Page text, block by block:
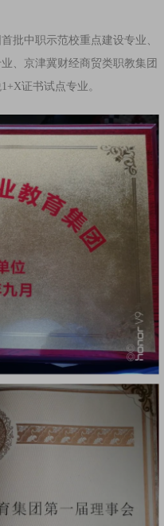
批中职示范校重点建设专业、
、京津冀财经商贸类职教集团
证书试点专业。